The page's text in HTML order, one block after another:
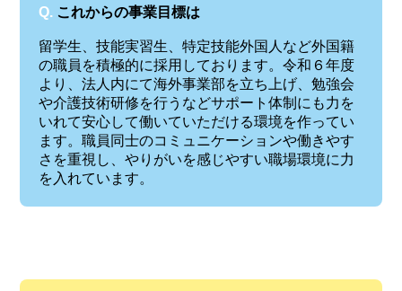
Q. これからの事業目標は
留学生、技能実習生、特定技能外国人など外国籍
の職員を積極的に採用しております。令和６年度
より、法人内にて海外事業部を立ち上げ、勉強会
や介護技術研修を行うなどサポート体制にも力を
いれて安心して働いていただける環境を作ってい
ます。職員同士のコミュニケーションや働きやす
さを重視し、やりがいを感じやすい職場環境に力
を入れています。